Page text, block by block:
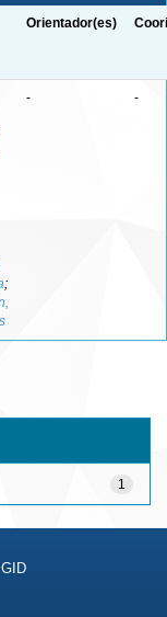
Orientador(es)
;
- -
1